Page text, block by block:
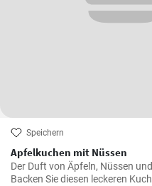
Speichern
Apfelkuchen mit Nüssen
Der Duft von Äpfeln, Nüssen
Backen Sie diesen leckeren